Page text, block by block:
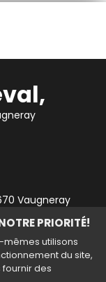
PRIORITÉ!
utilisons
du site,
des
Vaugneray
: 04 78 45 94